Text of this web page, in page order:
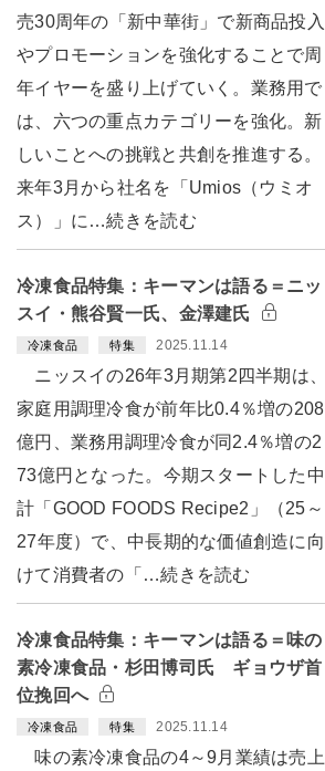
売30周年の「新中華街」で新商品投入
やプロモーションを強化することで周
年イヤーを盛り上げていく。業務用で
は、六つの重点カテゴリーを強化。新
しいことへの挑戦と共創を推進する。
来年3月から社名を「Umios（ウミオ
ス）」に…続きを読む
冷凍食品特集：キーマンは語る＝ニッ
スイ・熊谷賢一氏、金澤建氏
冷凍食品 特集 2025.11.14
ニッスイの26年3月期第2四半期は、
家庭用調理冷食が前年比0.4％増の208
億円、業務用調理冷食が同2.4％増の2
73億円となった。今期スタートした中
計「GOOD FOODS Recipe2」（25～
27年度）で、中長期的な価値創造に向
けて消費者の「…続きを読む
冷凍食品特集：キーマンは語る＝味の
素冷凍食品・杉田博司氏 ギョウザ首
位挽回へ
冷凍食品 特集 2025.11.14
味の素冷凍食品の4～9月業績は売上